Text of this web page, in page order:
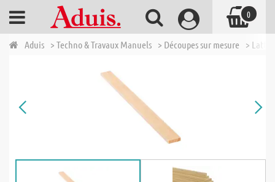
Aduis > Techno & Travaux Manuels > Découpes sur mesure >
0